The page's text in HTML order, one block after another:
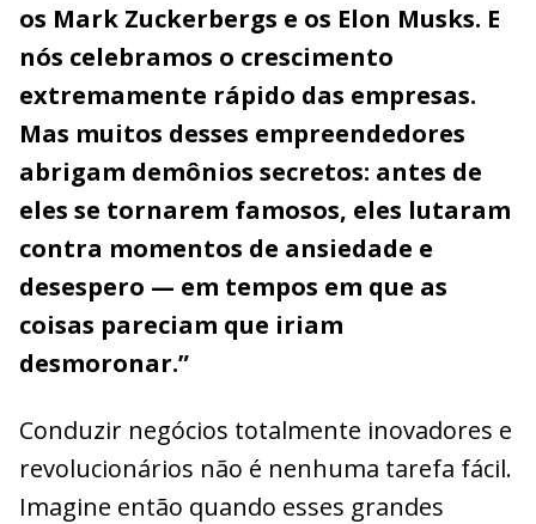
os Mark Zuckerbergs e os Elon Musks. E
nós celebramos o crescimento
extremamente rápido das empresas.
Mas muitos desses empreendedores
abrigam demônios secretos: antes de
eles se tornarem famosos, eles lutaram
contra momentos de ansiedade e
desespero — em tempos em que as
coisas pareciam que iriam
desmoronar.”
Conduzir negócios totalmente inovadores e
revolucionários não é nenhuma tarefa fácil.
Imagine então quando esses grandes